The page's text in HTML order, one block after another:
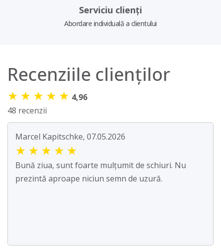
Serviciu clienți
Abordare individuală a clientului
Recenziile clienților
★ ★ ★ ★ ★ 4,96
48 recenzii
Marcel Kapitschke, 07.05.2026
★ ★ ★ ★ ★
Bună ziua, sunt foarte mulțumit de schiuri. Nu
prezintă aproape niciun semn de uzură.